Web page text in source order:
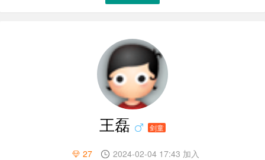
王磊 剑童
27 2024-02-04 17:43 加入